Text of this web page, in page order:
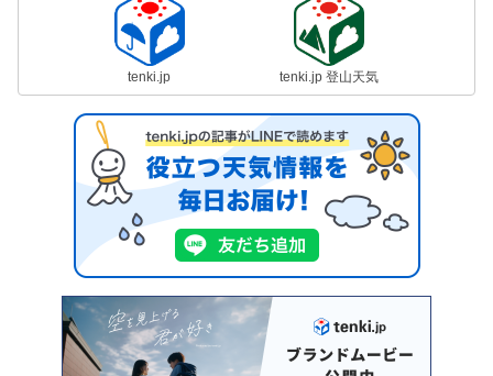
tenki.jp tenki.jp 登山天気